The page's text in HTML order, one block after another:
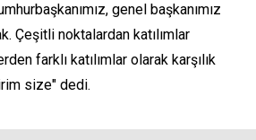
genel başkanımız
Çeşitli noktalardan katılımlar
farklı katılımlar olarak karşılık
size" dedi.